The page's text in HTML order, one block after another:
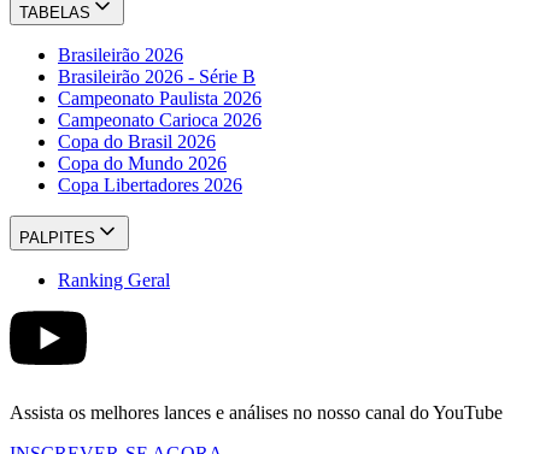
TABELAS
Brasileirão 2026
Brasileirão 2026 - Série B
Campeonato Paulista 2026
Campeonato Carioca 2026
Copa do Brasil 2026
Copa do Mundo 2026
Copa Libertadores 2026
PALPITES
Ranking Geral
Assista os melhores lances e análises no nosso canal do YouTube